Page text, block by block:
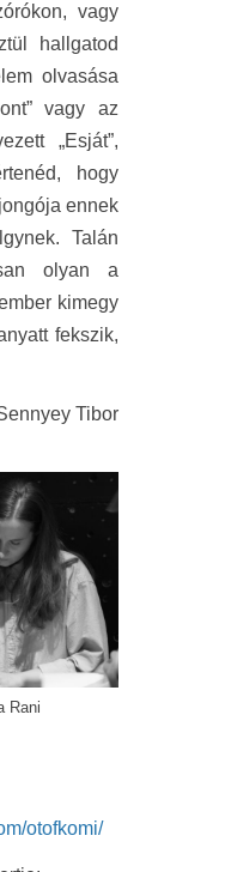
vagy
hallgatod
olvasása
vagy az
„Esját”,
hogy
ennek
Talán
olyan a
kimegy
fekszik,
Tibor
Rani
otofkomi/